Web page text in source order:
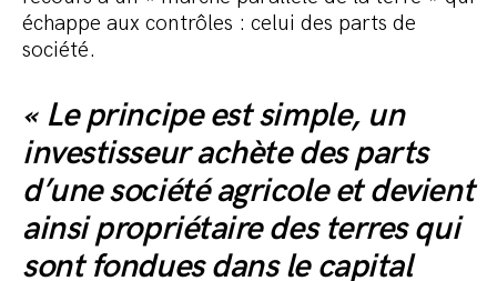
échappe aux contrôles : celui des parts de
société.
« Le principe est simple, un
investisseur achète des parts
d’une société agricole et devient
ainsi propriétaire des terres qui
sont fondues dans le capital